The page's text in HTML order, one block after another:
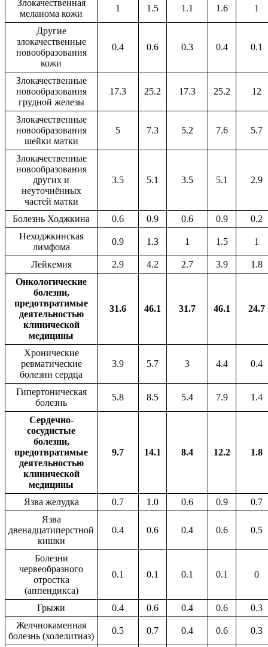
Злокачественная
меланома кожи
1 1.5 1.1 1.6 1
Другие
злокачественные
новообразования
кожи
0.4 0.6 0.3 0.4 0.1
Злокачественные
новообразования
грудной железы
17.3 25.2 17.3 25.2 12
Злокачественные
новообразования
шейки матки
5 7.3 5.2 7.6 5.7
Злокачественные
новообразования
других и
неуточнённых
частей матки
3.5 5.1 3.5 5.1 2.9
Болезнь Ходжкина 0.6 0.9 0.6 0.9
0.2
Неходжкинская
лимфома
0.9 1.3 1 1.5 1
Лейкемия 2.9 4.2 2.7 3.9
1.8
Онкологические
болезни,
предотвратимые
деятельностью
клинической
медицины
31.6 46.1 31.7 46.1 24.7
Хронические
ревматические
болезни сердца
3.9 5.7 3 4.4 0.4
Гипертоническая
болезнь
5.8 8.5 5.4 7.9 1.4
Сердечно-
сосудистые
болезни,
предотвратимые
деятельностью
клинической
медицины
9.7 14.1 8.4 12.2 1.8
Язва желудка 0.7 1.0 0.6 0.9
0.7
Язва
двенадцатиперстной
кишки
0.4 0.6 0.4 0.6 0.5
Болезни
червеобразного
отростка
(аппендикса)
0.1 0.1 0.1 0.1 0
Грыжи 0.4 0.6 0.4 0.6
0.3
Желчнокаменная
болезнь (холелитиаз)
0.5 0.7 0.4 0.6 0.3